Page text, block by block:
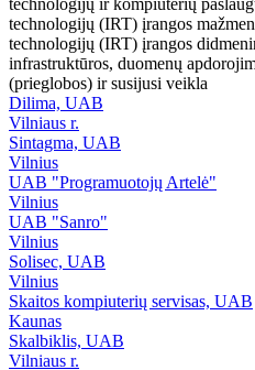
technologijų (IRT) įrangos
technologijų (IRT) įrangos
infrastruktūros, duomenų
(prieglobos) ir susijusi veikla
Dilima, UAB
Vilniaus r.
Sintagma, UAB
Vilnius
UAB "Programuotojų Artelė"
Vilnius
UAB "Sanro"
Vilnius
Solisec, UAB
Vilnius
Skaitos kompiuterių servisas, UAB
Kaunas
Skalbiklis, UAB
Vilniaus r.